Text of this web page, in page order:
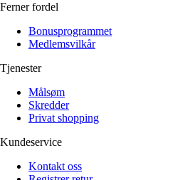
Ferner fordel
Bonusprogrammet
Medlemsvilkår
Tjenester
Målsøm
Skredder
Privat shopping
Kundeservice
Kontakt oss